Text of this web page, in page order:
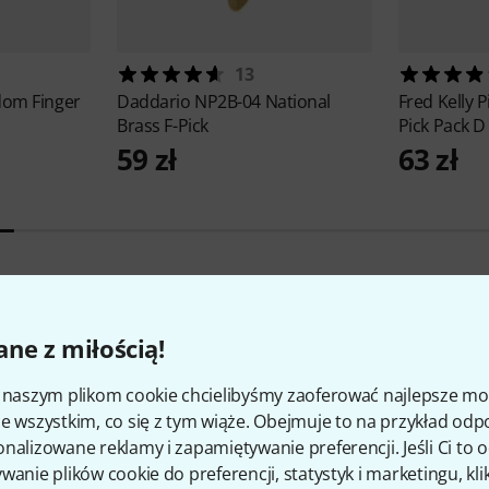
z miłością!
naszym plikom cookie chcielibyśmy zaoferować najlepsze
wszystkim, co się z tym wiąże. Obejmuje to na przykład
reklamy i zapamiętywanie preferencji. Jeśli Ci to
plików cookie do preferencji, statystyk i marketingu,
Finger
13
Daddario NP2B-04 National
Brass F-Pick
59 zł
Fred Kelly
Pick Pack
63 zł
5Oceny klientów
3/ 5